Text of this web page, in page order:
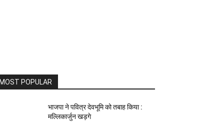
MOST POPULAR
भाजपा ने पवित्र देवभूमि को तबाह किया :
मल्लिकार्जुन खड़गे